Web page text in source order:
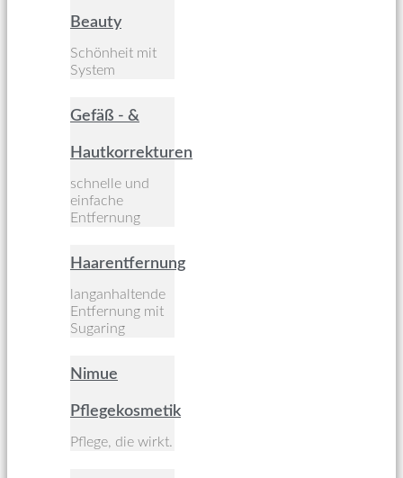
Beauty
Schönheit mit
System
Gefäß - &
Hautkorrekturen
schnelle und
einfache
Entfernung
Haarentfernung
langanhaltende
Entfernung mit
Sugaring
Nimue
Pflegekosmetik
Pflege, die wirkt.